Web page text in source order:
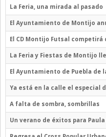
La Feria, una mirada al pasado
El Ayuntamiento de Montijo
El CD Montijo Futsal
La Feria y Fiestas de Montijo
El Ayuntamiento de Puebla de
Ya está en la calle el especial
A falta de sombra, sombrillas
Un verano de éxitos para